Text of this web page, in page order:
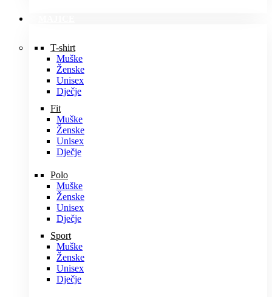
T-shirt
Muške
Ženske
Unisex
Dječje
Fit
Muške
Ženske
Unisex
Dječje
Polo
Muške
Ženske
Unisex
Dječje
Sport
Muške
Ženske
Unisex
Dječje